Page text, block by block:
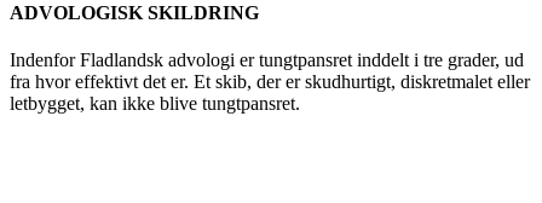
ADVOLOGISK SKILDRING
Indenfor Fladlandsk advologi er tungtpansret inddelt i tre grader, ud
fra hvor effektivt det er. Et skib, der er skudhurtigt, diskretmalet eller
letbygget, kan ikke blive tungtpansret.